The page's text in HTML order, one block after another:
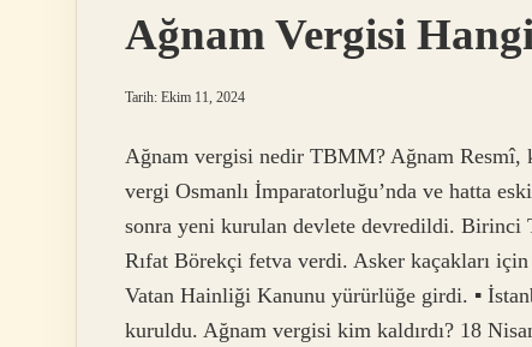
Ağnam Vergisi
Tarih: Ekim 11, 2024
Ağnam vergisi nedir TBMM? Ağnam Resmî,
vergi Osmanlı İmparatorluğu’nda ve hatta
sonra yeni kurulan devlete devredildi. Birinci
Rıfat Börekçi fetva verdi. Asker kaçakları
Vatan Hainliği Kanunu yürürlüğe girdi. ▪
kuruldu. Ağnam vergisi kim kaldırdı? 18